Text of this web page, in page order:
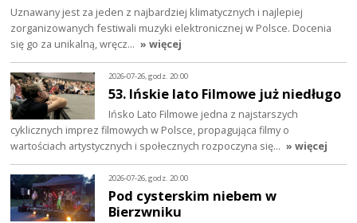
Uznawany jest za jeden z najbardziej klimatycznych i najlepiej
zorganizowanych festiwali muzyki elektronicznej w Polsce. Docenia
się go za unikalną, wręcz… » więcej
2026-07-26, godz. 20:00
53. Ińskie lato Filmowe już niedługo
Ińsko Lato Filmowe jedna z najstarszych
cyklicznych imprez filmowych w Polsce, propagująca filmy o
wartościach artystycznych i społecznych rozpoczyna się… » więcej
2026-07-26, godz. 20:00
Pod cysterskim niebem w
Bierzwniku